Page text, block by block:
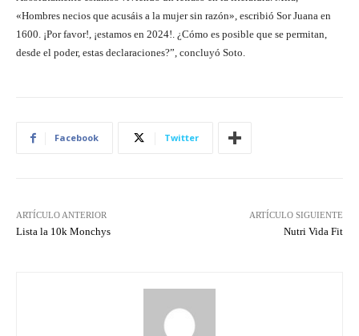
«Hombres necios que acusáis a la mujer sin razón», escribió Sor Juana en
1600. ¡Por favor!, ¡estamos en 2024!. ¿Cómo es posible que se permitan,
desde el poder, estas declaraciones?”, concluyó Soto.
Facebook Twitter
ARTÍCULO ANTERIOR
Lista la 10k Monchys
ARTÍCULO SIGUIENTE
Nutri Vida Fit